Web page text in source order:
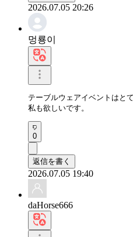
2026.07.05 20:26
멍룡이
テーブルウェアイベントはと
私も欲しいです。
0
返信を書く
2026.07.05 19:40
daHorse666